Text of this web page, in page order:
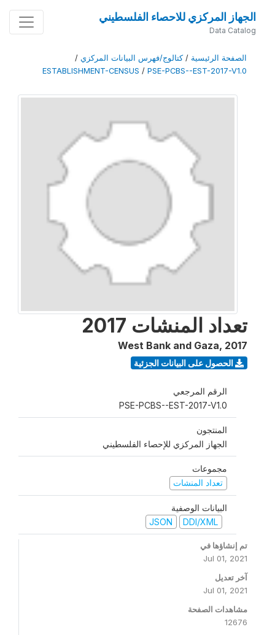
الجهاز المركزي للاحصاء الفلسطيني
Data Catalog
الصفحة الرئيسية /كتالوج/فهرس البيانات المركزي /
ESTABLISHMENT-CENSUS / PSE-PCBS--EST-2017-V1.0
تعداد المنشات 2017
West Bank and Gaza, 2017
الحصول على البيانات الجزئية
الرقم المرجعي
PSE-PCBS--EST-2017-V1.0
المنتجون
الجهاز المركزي للإحصاء الفلسطيني
مجموعات
تعداد المنشات
البيانات الوصفية
DDI/XML
JSON
تم إنشاؤها في
Jul 01, 2021
آخر تعديل
Jul 01, 2021
مشاهدات الصفحة
12676